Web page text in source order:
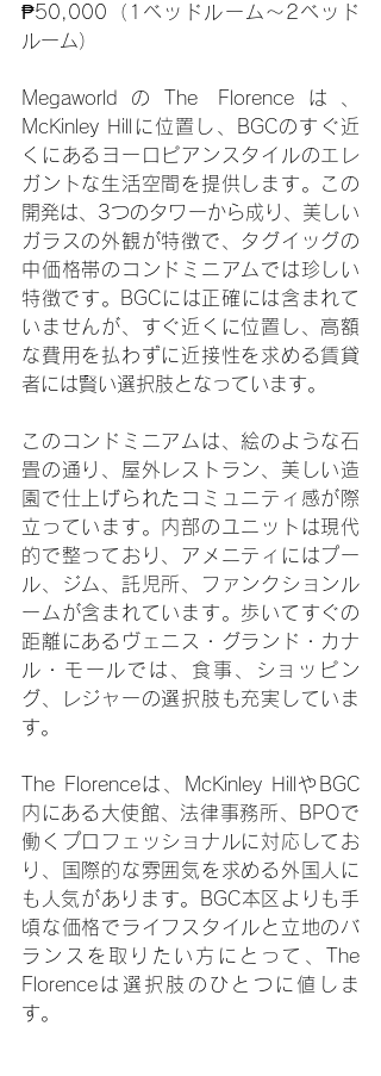
₱50,000（1ベッドルーム～2ベッド
ルーム）
MegaworldのThe Florenceは、
McKinley Hillに位置し、BGCのすぐ近
くにあるヨーロピアンスタイルのエレ
ガントな生活空間を提供します。この
開発は、3つのタワーから成り、美しい
ガラスの外観が特徴で、タグイッグの
中価格帯のコンドミニアムでは珍しい
特徴です。BGCには正確には含まれて
いませんが、すぐ近くに位置し、高額
な費用を払わずに近接性を求める賃貸
者には賢い選択肢となっています。
このコンドミニアムは、絵のような石
畳の通り、屋外レストラン、美しい造
園で仕上げられたコミュニティ感が際
立っています。内部のユニットは現代
的で整っており、アメニティにはプー
ル、ジム、託児所、ファンクションル
ームが含まれています。歩いてすぐの
距離にあるヴェニス・グランド・カナ
ル・モールでは、食事、ショッピン
グ、レジャーの選択肢も充実していま
す。
The Florenceは、McKinley HillやBGC
内にある大使館、法律事務所、BPOで
働くプロフェッショナルに対応してお
り、国際的な雰囲気を求める外国人に
も人気があります。BGC本区よりも手
頃な価格でライフスタイルと立地のバ
ランスを取りたい方にとって、The
Florenceは選択肢のひとつに値しま
す。